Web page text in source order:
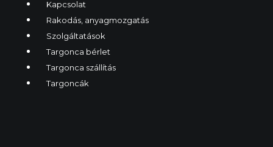
Kapcsolat
Rakodás, anyagmozgatás
Szolgáltatások
Targonca bérlet
Targonca szállítás
Targoncák